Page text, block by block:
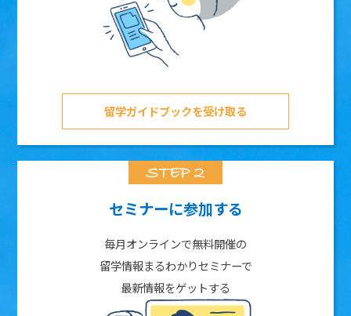
留学ガイドブックを受け取る
セミナーに参加する
毎月オンラインで無料開催の
留学情報まるわかりセミナーで
最新情報をゲットする